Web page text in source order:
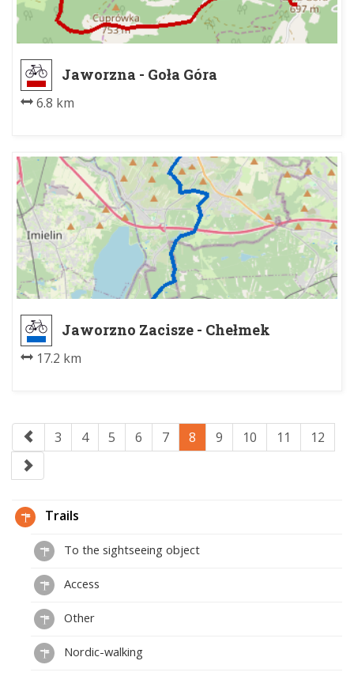
Jaworzna - Goła Góra
6.8 km
Jaworzno Zacisze - Chełmek
17.2 km
3 4 5 6 7 8 9 10 11 12
Trails
To the sightseeing object
Access
Other
Nordic-walking